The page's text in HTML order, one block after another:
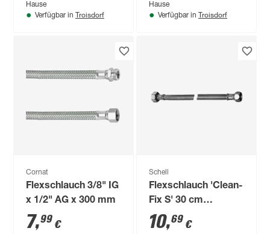
Hause
Verfügbar in Troisdorf
Hause
Verfügbar in Troisdorf
Cornat
Flexschlauch 3/8" IG
x 1/2" AG x 300 mm
7,99 €
Schell
Flexschlauch 'Clean-
Fix S' 30 cm
Überwurf 1/2" x 3/8"
10,69 €